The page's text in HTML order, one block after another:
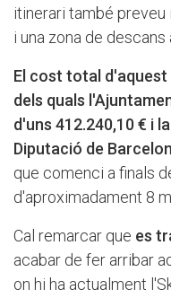
itinerari també preveu
i una zona de
El cost total d'aquest
dels quals
d'uns 412.240,10 € i
Diputació de
que comenci a finals
d'aproximadament 8
Cal remarcar que es
acabar de fer arribar
on hi ha actualment